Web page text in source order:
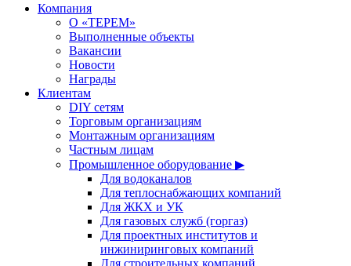
Компания
О «ТЕРЕМ»
Выполненные объекты
Вакансии
Новости
Награды
Клиентам
DIY сетям
Торговым организациям
Монтажным организациям
Частным лицам
Промышленное оборудование ▶
Для водоканалов
Для теплоснабжающих компаний
Для ЖКХ и УК
Для газовых служб (горгаз)
Для проектных институтов и
инжиниринговых компаний
Для строительных компаний